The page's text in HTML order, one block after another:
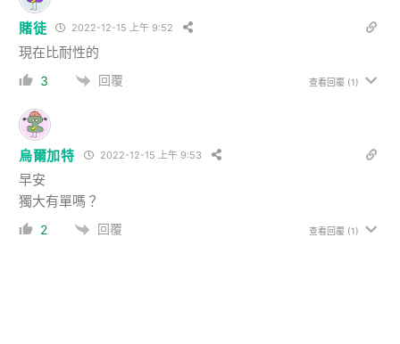
賭徒 2022-12-15 上午 9:52
現在比耐性的
3 回覆 查看回覆 (1)
烏爾加特 2022-12-15 上午 9:53
早安
獨大有單嗎？
2 回覆 查看回覆 (1)